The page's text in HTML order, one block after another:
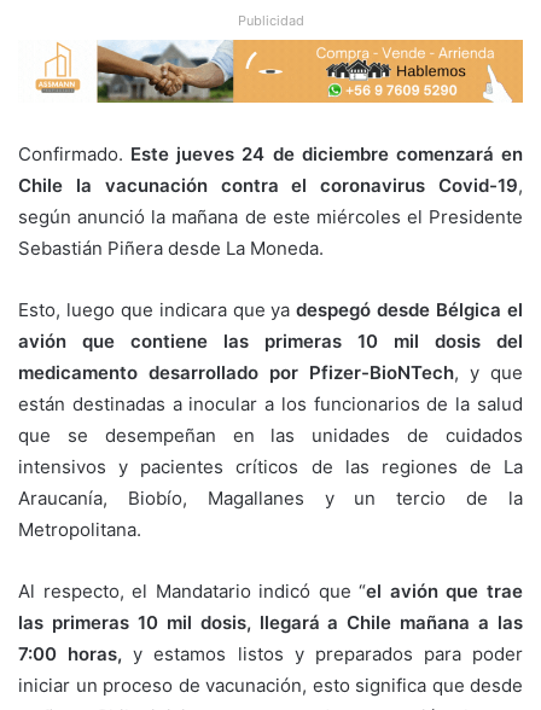
Publicidad
Confirmado. Este jueves 24 de diciembre comenzará en
Chile la vacunación contra el coronavirus Covid-19,
según anunció la mañana de este miércoles el Presidente
Sebastián Piñera desde La Moneda.
Esto, luego que indicara que yadespegó desde Bélgica el
avión que contiene las primeras 10 mil dosis del
medicamento desarrollado por Pfizer-BioNTech, y que
están destinadas a inocular a los funcionarios de la salud
que se desempeñan en las unidades de cuidados
intensivos y pacientes críticos de las regiones de La
Araucanía, Biobío, Magallanes y un tercio de la
Metropolitana.
Al respecto, el Mandatario indicó que “el avión que trae
las primeras 10 mil dosis, llegará a Chile mañana a las
7:00 horas, y estamos listos y preparados para poder
iniciar un proceso de vacunación, esto significa que desde